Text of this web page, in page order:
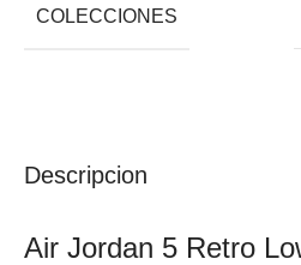
Descripcion
Air Jordan 5 Retro
COLECCIONES